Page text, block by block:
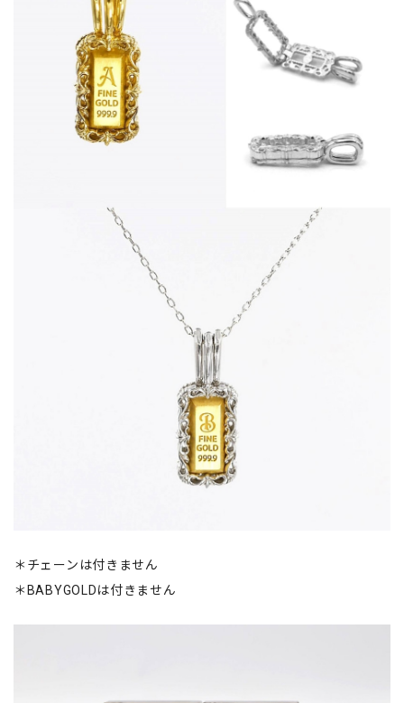
＊チェーンは付きません
＊BABYGOLDは付きません